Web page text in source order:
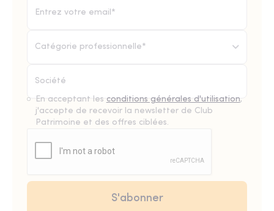
Catégorie professionnelle*
En acceptant les conditions générales d'utilisation,
j'accepte de recevoir la newsletter de Club
Patrimoine et des offres ciblées.